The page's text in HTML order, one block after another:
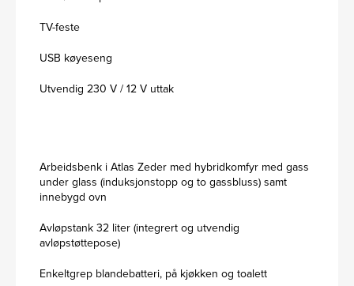
TV-feste
USB køyeseng
Utvendig 230 V / 12 V uttak
Arbeidsbenk i Atlas Zeder med hybridkomfyr med gass
under glass (induksjonstopp og to gassbluss) samt
innebygd ovn
Avløpstank 32 liter (integrert og utvendig
avløpstøttepose)
Enkeltgrep blandebatteri, på kjøkken og toalett